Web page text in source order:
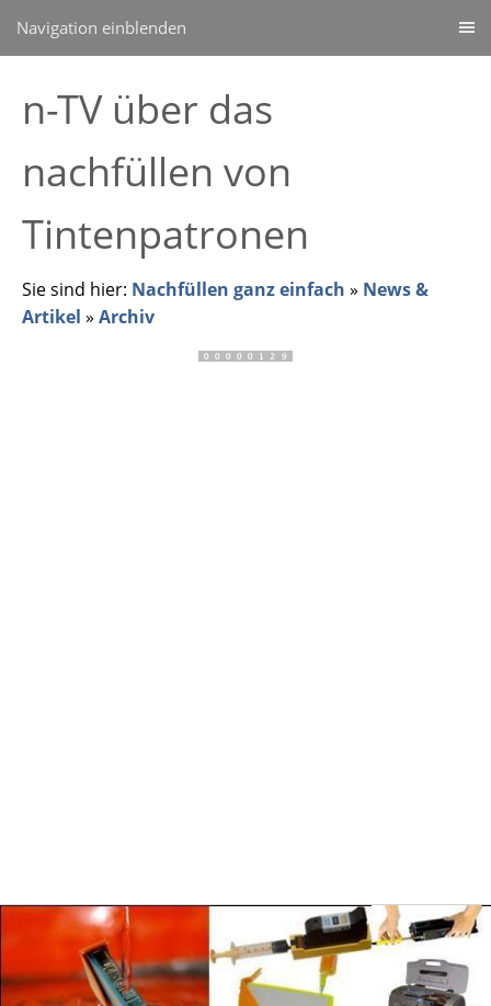
Navigation einblenden
n-TV über das
nachfüllen von
Tintenpatronen
Sie sind hier: Nachfüllen ganz einfach » News &
Artikel » Archiv